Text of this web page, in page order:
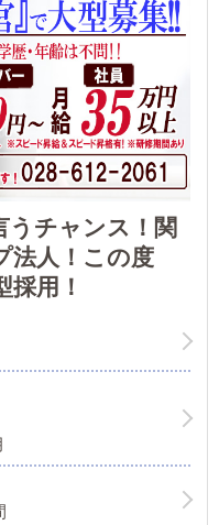
うチャンス！関
法人！この度
採用！